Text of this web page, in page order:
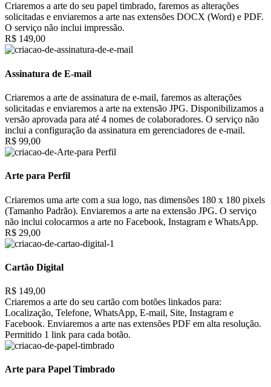
Criaremos a arte do seu papel timbrado, faremos as alterações
solicitadas e enviaremos a arte nas extensões DOCX (Word) e PDF.
O serviço não inclui impressão.
R$ 149,00
Assinatura de E-mail
Criaremos a arte de assinatura de e-mail, faremos as alterações
solicitadas e enviaremos a arte na extensão JPG. Disponibilizamos a
versão aprovada para até 4 nomes de colaboradores. O serviço não
inclui a configuração da assinatura em gerenciadores de e-mail.
R$ 99,00
Arte para Perfil
Criaremos uma arte com a sua logo, nas dimensões 180 x 180 pixels
(Tamanho Padrão). Enviaremos a arte na extensão JPG. O serviço
não inclui colocarmos a arte no Facebook, Instagram e WhatsApp.
R$ 29,00
Cartão Digital
R$ 149,00
Criaremos a arte do seu cartão com botões linkados para:
Localização, Telefone, WhatsApp, E-mail, Site, Instagram e
Facebook. Enviaremos a arte nas extensões PDF em alta resolução.
Permitido 1 link para cada botão.
Arte para Papel Timbrado